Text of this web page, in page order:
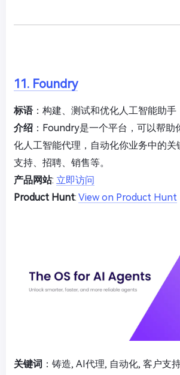
11. Foundry
标语：构建、测试和优化人工智能助手
介绍 ：Foundry是一个平台，可以帮助
化人工智能代理，自动化你业务中的关
支持、招聘、销售等。
产品网站: 立即访问
Product Hunt: View on Product Hunt
关键词 ：铸造, AI代理, 自动化, 客户支